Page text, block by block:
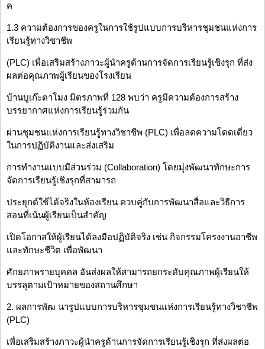
ค
1.3 ความต้องการของครูในการใช้รูปแบบการบริหารชุมชนแห่งการ
เรียนรู้ทางวิชาชีพ
(PLC) เพื่อเสริมสร้างภาวะผู้นำครูด้านการจัดการเรียนรู้เชิงรุก ที่ส่ง
ผลต่อคุณภาพผู้เรียนของโรงเรียน
บ้านบูเก๊ะตาโมง มิตรภาพที่ 128 พบว่า ครูมีความต้องการสร้าง
บรรยากาศแห่งการเรียนรู้ร่วมกัน
ผ่านชุมชนแห่งการเรียนรู้ทางวิชาชีพ (PLC) เพื่อลดความโดดเดี่ยว
ในการปฏิบัติงานและส่งเสริม
การทำงานแบบมีส่วนร่วม (Collaboration) โดยมุ่งพัฒนาทักษะการ
จัดการเรียนรู้เชิงรุกที่สามารถ
ประยุกต์ใช้ได้จริงในห้องเรียน ควบคู่กับการพัฒนาสื่อและวิธีการ
สอนที่เน้นผู้เรียนเป็นสำคัญ
เปิดโอกาสให้ผู้เรียนได้ลงมือปฏิบัติจริง เช่น กิจกรรมโครงงานอาชีพ
และทักษะชีวิต เพื่อพัฒนา
ศักยภาพรายบุคคล อันส่งผลให้สามารถยกระดับคุณภาพผู้เรียนให้
บรรลุตามเป้าหมายของสถานศึกษา
2. ผลการพัฒ นารูปแบบการบริหารชุมชนแห่งการเรียนรู้ทางวิชาชีพ
(PLC)
เพื่อเสริมสร้างภาวะผู้นำครูด้านการจัดการเรียนรู้เชิงรุก ที่ส่งผลต่อ